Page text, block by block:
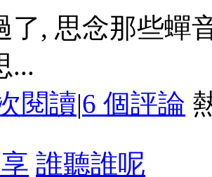
了, 思念那些蟬
...
閱讀|6 個評論
誰聽誰呢